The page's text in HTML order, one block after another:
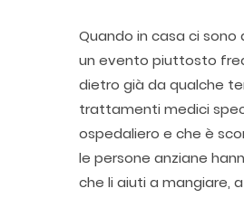
Quando in casa ci
un evento piuttosto
dietro già da qualche
trattamenti medici
ospedaliero e che è
le persone anziane
che li aiuti a mangiare,